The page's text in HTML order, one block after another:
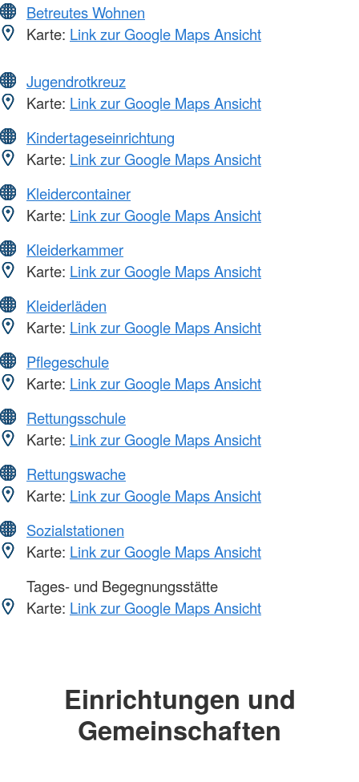
Betreutes Wohnen
Karte: Link zur Google Maps Ansicht
Jugendrotkreuz
Karte: Link zur Google Maps Ansicht
Kindertageseinrichtung
Karte: Link zur Google Maps Ansicht
Kleidercontainer
Karte: Link zur Google Maps Ansicht
Kleiderkammer
Karte: Link zur Google Maps Ansicht
Kleiderläden
Karte: Link zur Google Maps Ansicht
Pflegeschule
Karte: Link zur Google Maps Ansicht
Rettungsschule
Karte: Link zur Google Maps Ansicht
Rettungswache
Karte: Link zur Google Maps Ansicht
Sozialstationen
Karte: Link zur Google Maps Ansicht
Tages- und Begegnungsstätte
Karte: Link zur Google Maps Ansicht
Einrichtungen und
Gemeinschaften